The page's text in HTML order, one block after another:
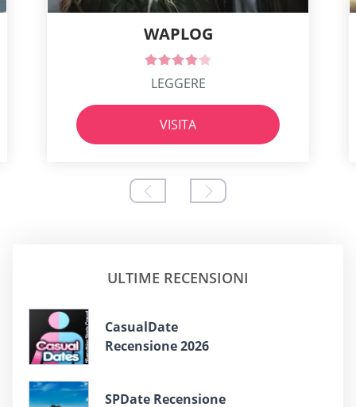
WAPLOG
LEGGERE
VISITA
ULTIME RECENSIONI
СasualDate
Recensione 2026
SPDate Recensione